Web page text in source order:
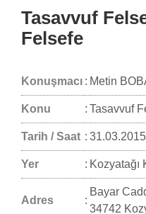
Tasavvuf
Felsefe
Konuşmacı : Metin
Konu : Tasavvuf
Tarih / Saat : 31.03.2015
Yer : Kozyatağı
Adres :
Bayar
34742